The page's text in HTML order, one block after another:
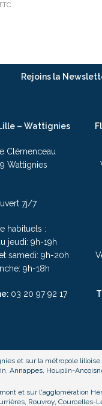
Rejoins la
– Wattignies
Clémenceau
Wattignies
7j/7
habituels :
jeudi: 9h-19h
samedi: 9h-20h
9h-18h
03 20 97 92 17
et sur la métropole
Annappes, Houplin-
et sur l'agglomération
Rouvroy,